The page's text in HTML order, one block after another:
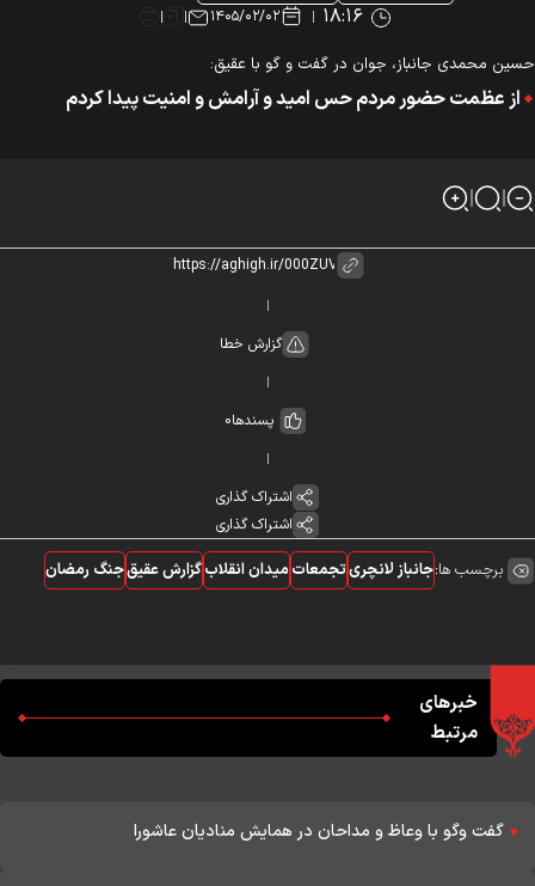
۱۸:۱۶ ۱۴۰۵/۰۲/۰۲
محمدی جانباز، جوان در گفت و گو با عقیق:
از عظمت حضور مردم حس امید و آرامش و امنیت پیدا کردم
گزارش خطا
پسندها0
اشتراک گذاری
اشتراک گذاری
برچسب ها:جانباز لانچریتجمعاتمیدان انقلابگزارش عقیقجنگ رمضان
خبرهای
مرتبط
گفت وگو با وعاظ و مداحان در همایش منادیان عاشورا